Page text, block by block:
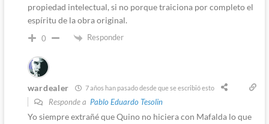
propiedad intelectual, si no porque traiciona por completo el
espíritu de la obra original.
0 Responder
wardealer 7 años han pasado desde que se escribió esto
Responde a Pablo Eduardo Tesolin
Yo siempre extrañé que Quino no hiciera con Mafalda lo que